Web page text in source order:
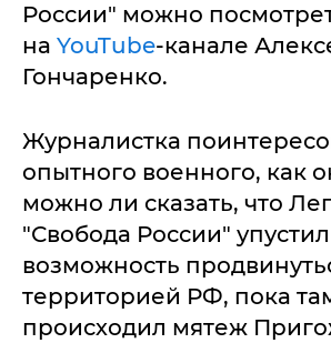
России" можно
на YouTube-канале
Гончаренко.
Журналистка
опытного военного, как
можно ли сказать, что
"Свобода России" упустил
возможность
территорией РФ, пока
происходил мятеж